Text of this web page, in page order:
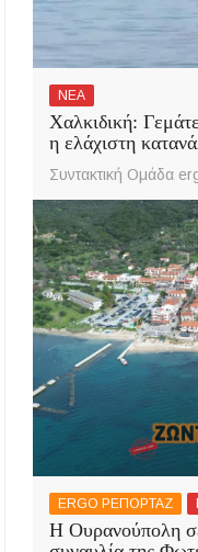
ΝΕΑ
Χαλκιδική:
η ελάχιστη
Συντακτική Ομάδα
ERGO ΡΕΠΟΡΤΑΖ
Η Ουρανούπολη